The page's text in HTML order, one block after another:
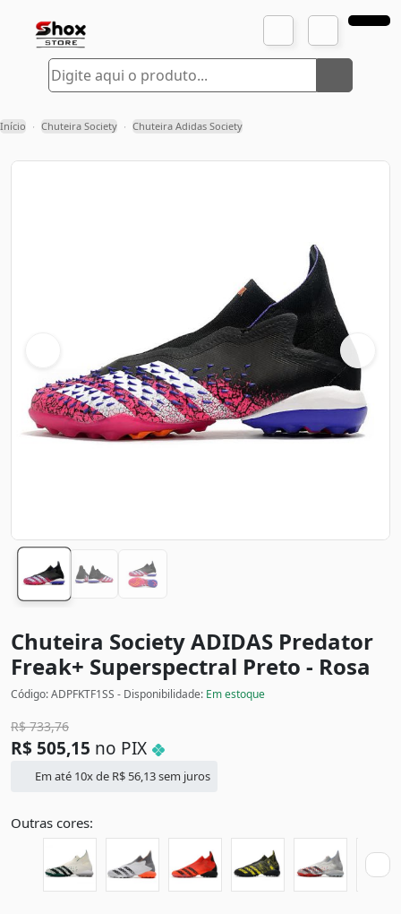
Início › Chuteira Society › Chuteira Adidas Society
Chuteira Society ADIDAS Predator
Freak+ Superspectral Preto - Rosa
Código: ADPFKTF1SS - Disponibilidade: Em estoque
R$733,76
R$ 505,15 no PIX
Em até 10x de R$ 56,13sem juros
Outras cores: